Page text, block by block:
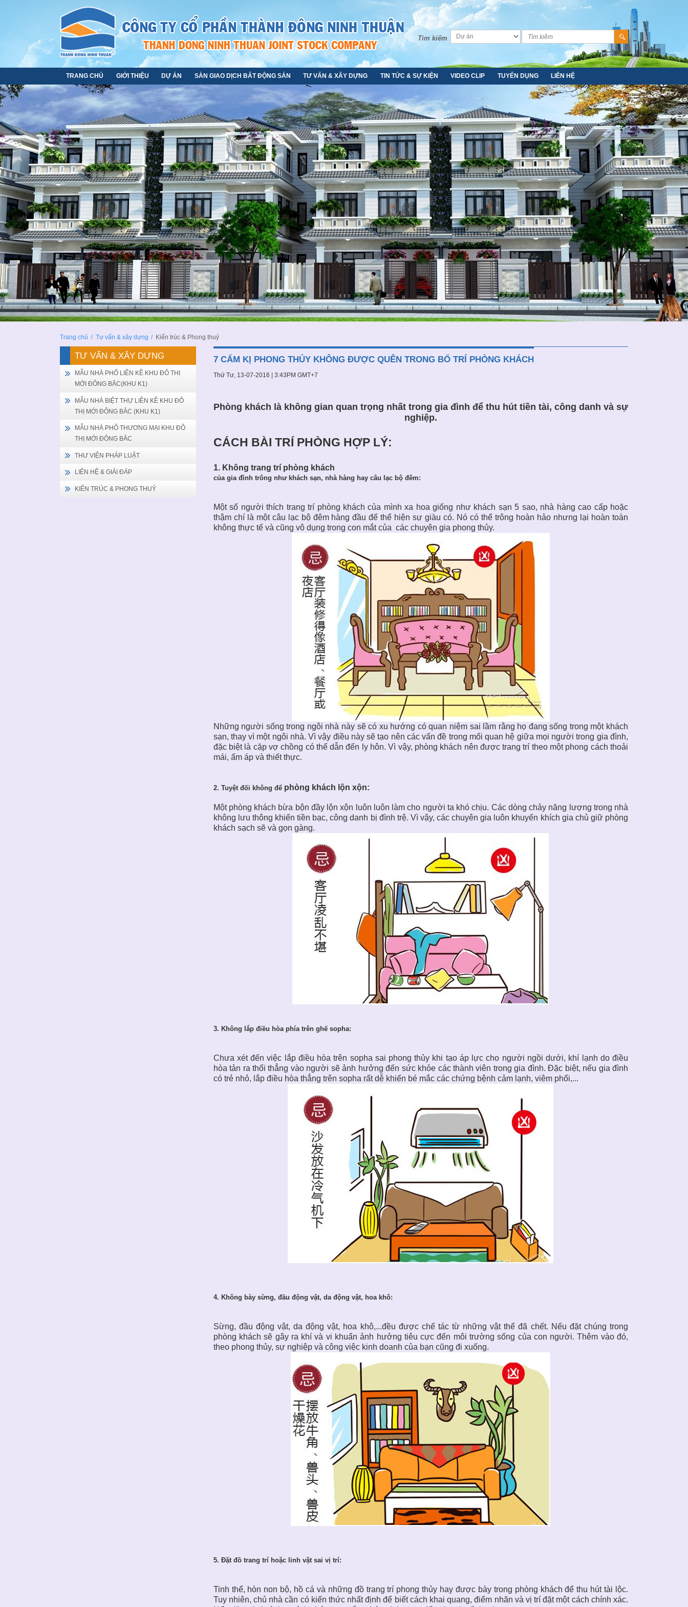
Tìm kiếm
TRANG CHỦ GIỚI THIỆU DỰ ÁN SÀN GIAO DỊCH BẤT ĐỘNG SẢN TƯ VẤN & XÂY DỰNG TIN TỨC & SỰ KIỆN VIDEO CLIP TUYỂN DỤNG LIÊN HỆ
Trang chủ / Tư vấn & xây dựng / Kiến trúc & Phong thuỷ
7 CẤM KỊ PHONG THỦY KHÔNG ĐƯỢC QUÊN TRONG BỐ TRÍ PHÒNG KHÁCH
Thứ Tư, 13-07-2016 | 3:43PM GMT+7
Phòng khách là không gian quan trọng nhất trong gia đình để thu hút tiền tài, công danh và sự
nghiệp.
CÁCH BÀI TRÍ PHÒNG HỢP LÝ:
1. Không trang trí phòng khách
của gia đình trông như khách sạn, nhà hàng hay câu lạc bộ đêm:
Một số người thích trang trí phòng khách của mình xa hoa giống như khách sạn 5 sao, nhà hàng cao cấp hoặc
thậm chí là một câu lạc bộ đêm hàng đầu để thể hiện sự giàu có. Nó có thể trông hoàn hảo nhưng lại hoàn toàn
không thực tế và cũng vô dụng trong con mắt của các chuyên gia phong thủy.
Những người sống trong ngôi nhà này sẽ có xu hướng có quan niệm sai lầm rằng họ đang sống trong một khách
sạn, thay vì một ngôi nhà. Vì vậy điều này sẽ tạo nên các vấn đề trong mối quan hệ giữa mọi người trong gia đình,
đặc biệt là cặp vợ chồng có thể dẫn đến ly hôn. Vì vậy, phòng khách nên được trang trí theo một phong cách thoải
mái, ấm áp và thiết thực.
2. Tuyệt đối không để phòng khách lộn xộn:
Mộtphòng khách bừa bộn đầy lộn xộn luôn luôn làm cho người ta khó chịu. Các dòng chảy năng lượng trong nhà
không lưu thông khiến tiền bạc, công danh bị đình trệ. Vì vậy, các chuyên gia luôn khuyến khích gia chủ giữ phòng
khách sạch sẽ và gọn gàng.
3. Không lắp điều hòa phía trên ghế sopha:
Chưa xét đến việc lắp điều hòa trên sopha sai phong thủy khi tạo áp lực cho người ngồi dưới, khí lạnh do điều
hòa tản ra thổi thẳng vào người sẽ ảnh hưởng đến sức khỏe các thành viên trong gia đình. Đặc biệt, nếu gia đình
có trẻ nhỏ, lắp điều hòa thẳng trên sopha rất dễ khiến bé mắc các chứng bệnh cảm lạnh, viêm phổi,...
4. Không bày sừng, đầu động vật, da động vật, hoa khô:
Sừng, đầu động vật, da động vật, hoa khô,...đều được chế tác từ những vật thể đã chết. Nếu đặt chúng trong
phòng khách sẽ gây ra khí và vi khuẩn ảnh hưởng tiêu cực đến môi trường sống của con người. Thêm vào đó,
theo phong thủy, sự nghiệp và công việc kinh doanh của bạn cũng đi xuống.
5. Đặt đồ trang trí hoặc linh vật sai vị trí:
Tinh thể, hòn non bộ, hồ cá và những đồ trang trí phong thủy hay được bày trong phòng khách để thu hút tài lộc.
Tuy nhiên, chủ nhà cần có kiến thức nhất định để biết cách khai quang, điểm nhãn và vị trí đặt một cách chính xác.
TƯ VẤN & XÂY DỰNG
MẪU NHÀ PHỐ LIỀN KỀ KHU ĐÔ THỊ
MỚI ĐÔNG BẮC(KHU K1)
MẪU NHÀ BIỆT THỰ LIỀN KỀ KHU ĐÔ
THỊ MỚI ĐÔNG BẮC (KHU K1)
MẪU NHÀ PHỐ THƯƠNG MẠI KHU ĐÔ
THỊ MỚI ĐÔNG BẮC
THƯ VIỆN PHÁP LUẬT
LIÊN HỆ & GIẢI ĐÁP
KIẾN TRÚC & PHONG THUỶ